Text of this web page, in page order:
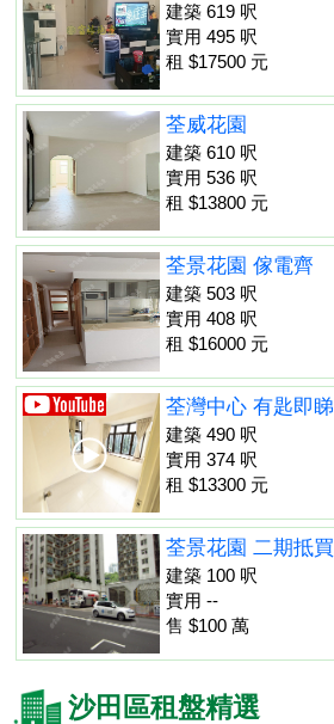
建築 619 呎
實用 495 呎
租 $17500 元
荃威花園
建築 610 呎
實用 536 呎
租 $13800 元
荃景花園 傢電齊
建築 503 呎
實用 408 呎
租 $16000 元
荃灣中心 有匙即睇
建築 490 呎
實用 374 呎
租 $13300 元
荃景花園 二期抵買
建築 100 呎
實用 --
售 $100 萬
沙田區租盤精選